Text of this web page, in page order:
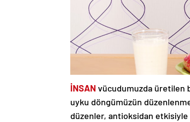
İNSAN vücudumuzda üretilen
uyku döngümüzün
düzenler, antioksidan etkisiyle